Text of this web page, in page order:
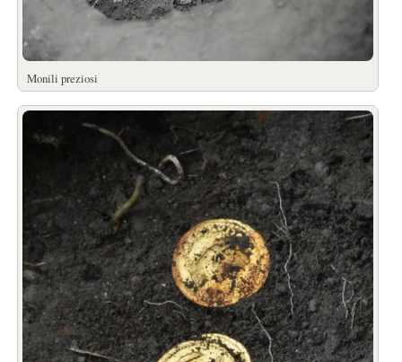
Monili preziosi